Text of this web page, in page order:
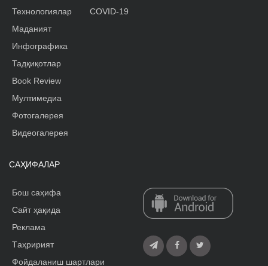
Технологиялар
Маданият
Инфографика
Тадқиқотлар
Book Review
Мултимедиа
Фотогалерея
Видеогалерея
COVID-19
САҲИФАЛАР
Бош саҳифа
Сайт ҳақида
Реклама
Tаҳририят
Фойдаланиш шартлари